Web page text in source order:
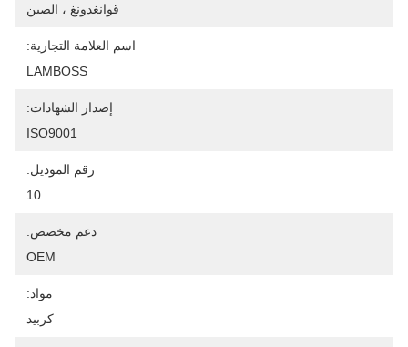
قوانغدونغ ، الصين
اسم العلامة التجارية:
LAMBOSS
إصدار الشهادات:
ISO9001
رقم الموديل:
10
دعم مخصص:
OEM
مواد:
كربيد